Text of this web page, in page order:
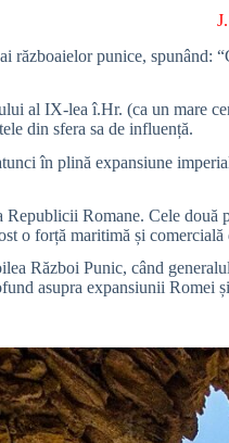
punice, spunând:
al IX-lea î.Hr. (ca un mare
din sfera sa de influență.
în plină expansiune
Romane. Cele
o forță maritimă și
Război Punic, când
asupra expansiunii Romei